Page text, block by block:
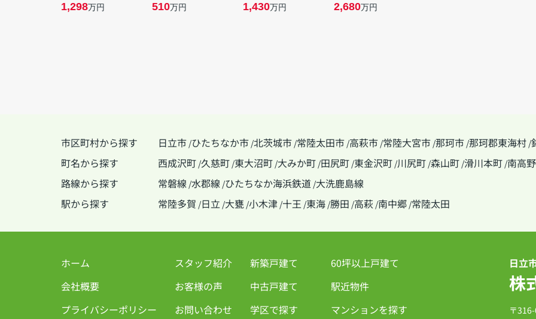
1,298万円 510万円 1,430万円 2,680万円
市区町村から探す 日立市 /ひたちなか市 /北茨城市 /常陸太田市 /高萩市 /常陸大宮市 /那珂市 /那珂郡東海村 /
町名から探す
西成沢町 /久慈町 /東大沼町 /大みか町 /田尻町 /東金沢町 /川尻町 /森山町 /滑川本町 /南高
路線から探す
常磐線 /水郡線 /ひたちなか海浜鉄道 /大洗鹿島線
駅から探す
常陸多賀 /日立 /大甕 /小木津 /十王 /東海 /勝田 /高萩 /南中郷 /常陸太田
ホーム
会社概要
プライバシーポリシー
スタッフ紹介
お客様の声
お問い合わせ
新築戸建て
中古戸建て
学区で探す
60坪以上戸建て
駅近物件
マンションを探す
日立
株
〒